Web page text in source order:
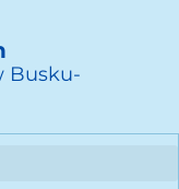
Busku-